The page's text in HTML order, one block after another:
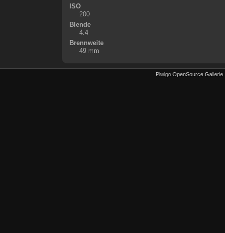
ISO
200
Blende
4.4
Brennweite
49 mm
Piwigo OpenSource Gallerie